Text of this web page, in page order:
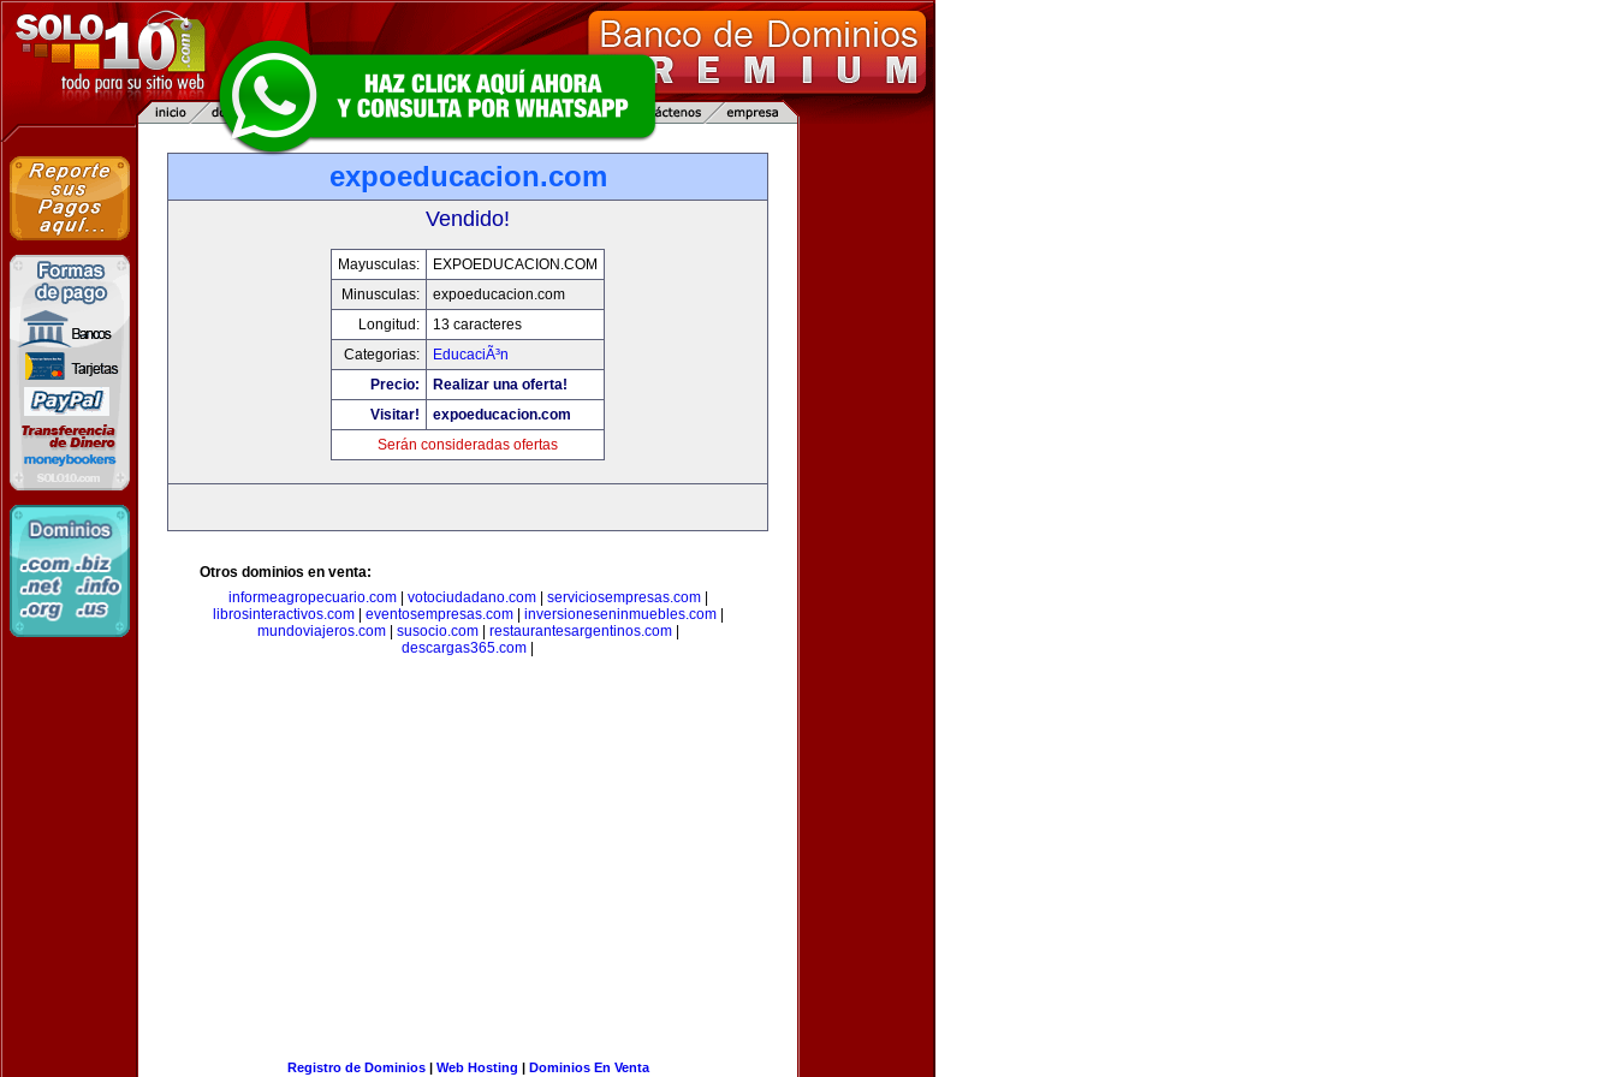
expoeducacion.com
Vendido!
Mayusculas:
EXPOEDUCACION.COM
Minusculas:
expoeducacion.com
Longitud:
13 caracteres
Categorias:
EducaciÃ³n
Precio:
Realizar una oferta!
Visitar!
expoeducacion.com
Serán consideradas ofertas
Otros dominios en venta:
informeagropecuario.com| votociudadano.com| serviciosempresas.com|
librosinteractivos.com| eventosempresas.com| inversioneseninmuebles.com|
mundoviajeros.com| susocio.com| restaurantesargentinos.com|
descargas365.com
Registro de Dominios| Web Hosting | Dominios En Venta